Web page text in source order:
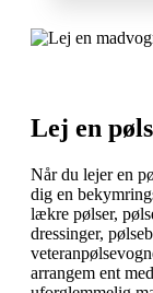
Lej en
Når du lejer en
dig en
lækre pølser,
dressinger,
arrangem ent